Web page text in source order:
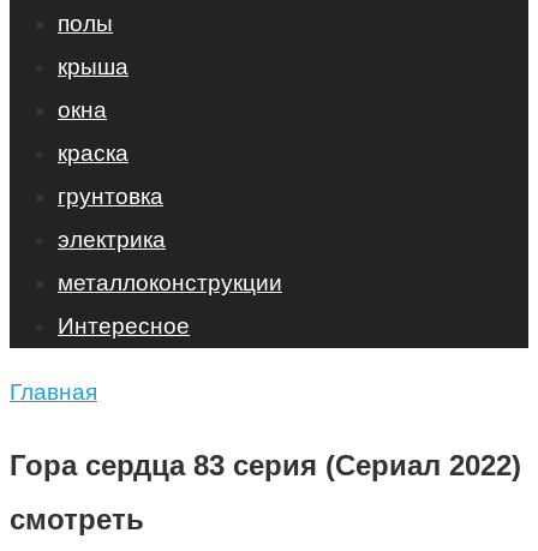
полы
крыша
окна
краска
грунтовка
электрика
металлоконструкции
Интересное
Главная
Гора сердца 83 серия (Сериал 2022)
смотреть